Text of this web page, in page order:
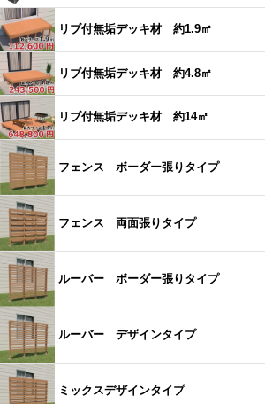
リブ付無垢デッキ材 約1.9㎡
リブ付無垢デッキ材 約4.8㎡
リブ付無垢デッキ材 約14㎡
フェンス ボーダー張りタイプ
フェンス 両面張りタイプ
ルーバー ボーダー張りタイプ
ルーバー デザインタイプ
ミックスデザインタイプ